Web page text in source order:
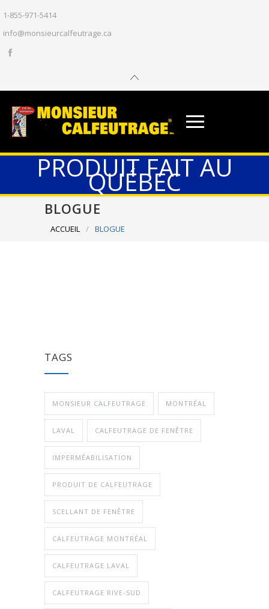
1-855-971-5414
info@monsieurcalfeutrage.ca
PRODUIT FAIT AU
QUÉBEC
BLOGUE
ACCUEIL / BLOGUE
TAGS
MONSIEUR CALFEUTRAGE MONTRÉAL
LAVAL CALFEUTRAGE DE FENÊTRE
IMPERMÉABILISATION
PRODUIT DE CALFEUTRAGE
SCELLANT DE FENÊTRE
CALFEUTRAGE MONTRÉAL
CALFEUTRAGE LAVAL
CALFEUTRAGE RIVE-SUD